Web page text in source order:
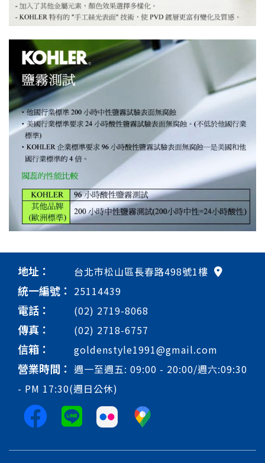
地址： 台北市松山區長春路498號1樓
統一編號： 25114439
電話： (02) 2719-8068
傳真： (02) 2718-6757
信箱： goldenstyle1991@gmail.com
營業時間： 週一至週五: 09:00 - 20:00/週六:09:30
- PM 17:30(週日公休)